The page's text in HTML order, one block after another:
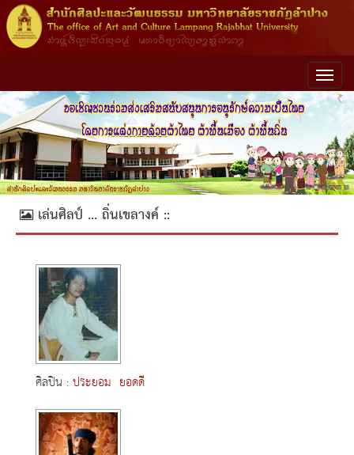
เล่นศิลป์ ... ถิ่นเขลางค์ ::
ศิลปิน :ประยอม ยอดดี